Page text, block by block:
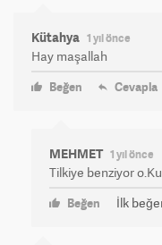
Kütahya 1 yıl önce
Hay maşallah
Beğen Cevapla
MEHMET 1 yıl önce
Tilkiye benziyor
Beğen İlk